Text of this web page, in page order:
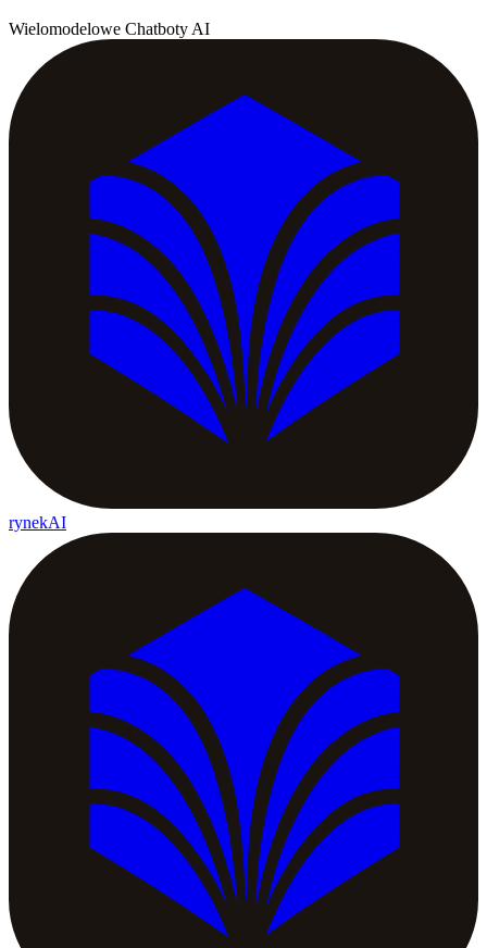
Wielomodelowe Chatboty AI
rynekAI